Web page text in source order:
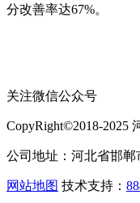
分改善率达67%。
关注微信公众号
CopyRight©2018-2025
公司地址：河北省邯郸
网站地图 技术支持：